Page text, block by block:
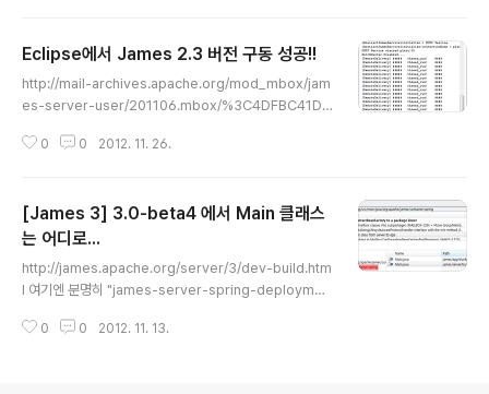
tion (ASF) under one * * or more contributor license agreement
s...
Eclipse에서 James 2.3 버전 구동 성공!!
http://mail-archives.apache.org/mod_mbox/jam
es-server-user/201106.mbox/%3C4DFBC41D.9
에 James를 띄우는 것은 성공... security 쪽이 문제가
0 0 2012. 11. 26.
[James 3] 3.0-beta4 에서 Main 클래스
는 어디로...
http://james.apache.org/server/3/dev-build.htm
l 여기엔 분명히 "james-server-spring-deploymen
있는데... 3.0-beta4 에서는 해당 클래스가 보이질 않는
0 0 2012. 11. 13.